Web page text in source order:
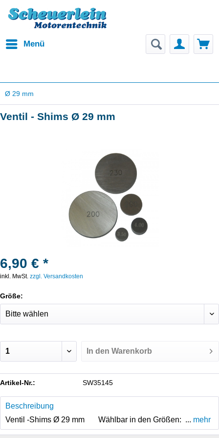
Menü
Ø 29 mm
Ventil - Shims Ø 29 mm
6,90 € *
inkl. MwSt. zzgl. Versandkosten
Größe:
In den Warenkorb
Artikel-Nr.: SW35145
Beschreibung
Ventil -Shims Ø 29 mm Wählbar in den Größen: ... mehr